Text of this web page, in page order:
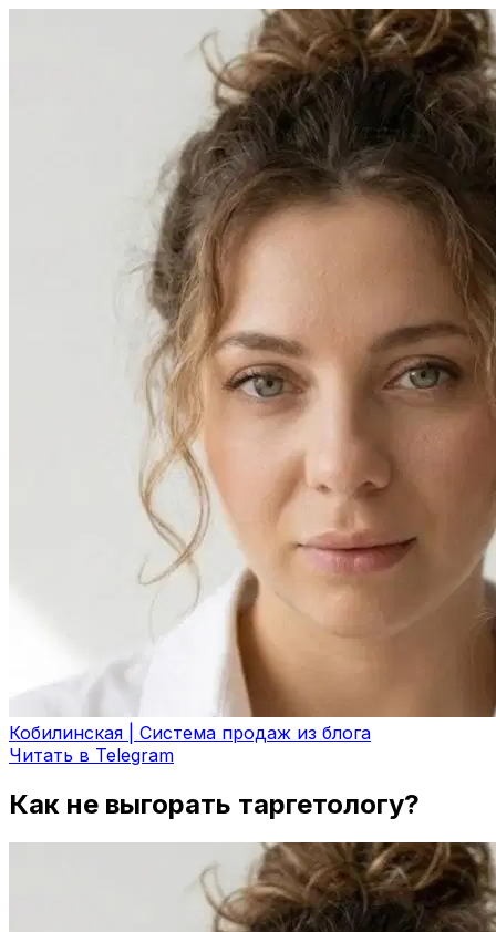
Кобилинская | Система продаж из блога
Читать в Telegram
Как не выгорать таргетологу?